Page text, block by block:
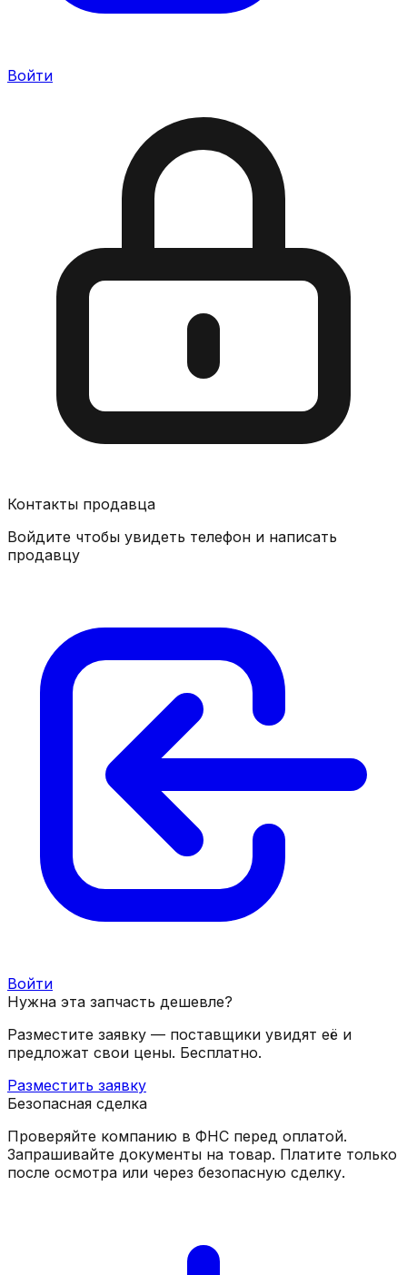
Войти
Контакты продавца
Войдите чтобы увидеть телефон и написать
продавцу
Войти
Нужна эта запчасть дешевле?
Разместите заявку — поставщики увидят её и
предложат свои цены. Бесплатно.
Разместить заявку
Безопасная сделка
Проверяйте компанию в ФНС перед оплатой.
Запрашивайте документы на товар. Платите только
после осмотра или через безопасную сделку.